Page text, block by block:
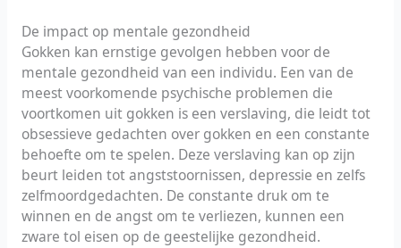
De impact op mentale gezondheid
Gokken kan ernstige gevolgen hebben voor de
mentale gezondheid van een individu. Een van de
meest voorkomende psychische problemen die
voortkomen uit gokken is een verslaving, die leidt tot
obsessieve gedachten over gokken en een constante
behoefte om te spelen. Deze verslaving kan op zijn
beurt leiden tot angststoornissen, depressie en zelfs
zelfmoordgedachten. De constante druk om te
winnen en de angst om te verliezen, kunnen een
zware tol eisen op de geestelijke gezondheid.